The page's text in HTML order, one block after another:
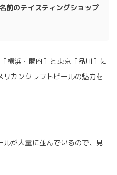
前のテイスティングショップ
横浜・関内］と東京［品川］に
カンクラフトビールの魅力を
が大量に並んでいるので、見